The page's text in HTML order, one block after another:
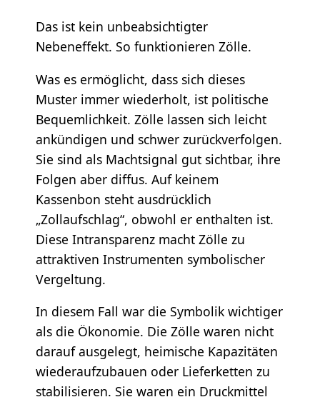
Das ist kein unbeabsichtigter
Nebeneffekt. So funktionieren Zölle.
Was es ermöglicht, dass sich dieses
Muster immer wiederholt, ist politische
Bequemlichkeit. Zölle lassen sich leicht
ankündigen und schwer zurückverfolgen.
Sie sind als Machtsignal gut sichtbar, ihre
Folgen aber diffus. Auf keinem
Kassenbon steht ausdrücklich
„Zollaufschlag“, obwohl er enthalten ist.
Diese Intransparenz macht Zölle zu
attraktiven Instrumenten symbolischer
Vergeltung.
In diesem Fall war die Symbolik wichtiger
als die Ökonomie. Die Zölle waren nicht
darauf ausgelegt, heimische Kapazitäten
wiederaufzubauen oder Lieferketten zu
stabilisieren. Sie waren ein Druckmittel